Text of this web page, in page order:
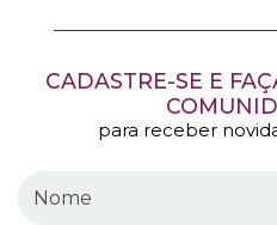
CADASTRE-SE E
para receber